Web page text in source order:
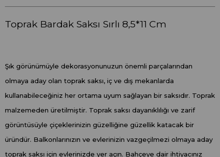
Toprak Bardak Saksı Sırlı 8,5*11 Cm
Şık görünümüyle dekorasyonunuzun önemli parçalarından
olmaya aday olan toprak saksı, iç ve dış mekanlarda
kullanabileceğiniz her ortama uyum sağlayan bir saksıdır. Toprak
malzemeden üretilmiştir. Toprak saksı dayanıklılığı ve zarif
görüntüsüyle çiçeklerinizin güzelliğine güzellik katacak bir
üründür. Balkonlarınızın ve evlerinizin vazgeçilmezi olmaya aday
toprak saksı için evlerinizde yer açın. Bahçeye dair ihtiyacınız